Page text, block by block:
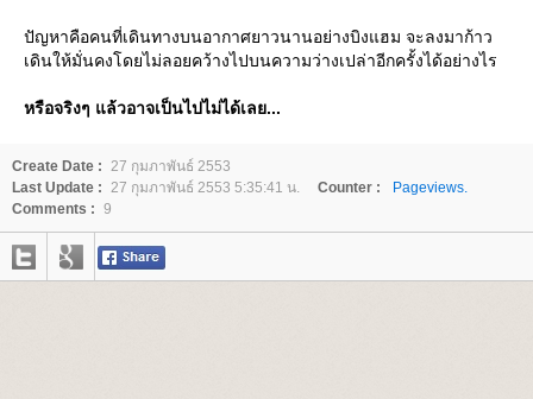
ปัญหาคือคนที่เดินทางบนอากาศยาวนานอย่างบิงแฮม จะลงมาก้าว
เดินให้มั่นคงโดยไม่ลอยคว้างไปบนความว่างเปล่าอีกครั้งได้อย่างไร
หรือจริงๆ แล้วอาจเป็นไปไม่ได้เลย...
Create Date : 27 กุมภาพันธ์ 2553
Last Update : 27 กุมภาพันธ์ 2553 5:35:41 น. Counter :
Pageviews.
Comments : 9